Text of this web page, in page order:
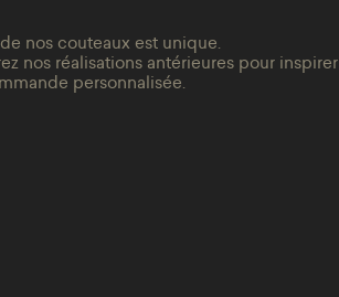
nos couteaux est unique.
nos réalisations antérieures pour inspirer
personnalisée.